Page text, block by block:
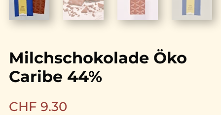
Milchschokolade Öko
Caribe 44%
CHF 9.30